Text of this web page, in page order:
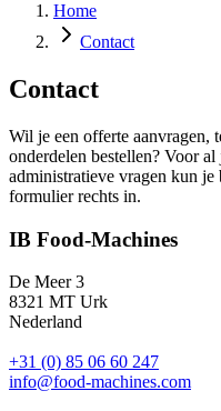
Home
Contact
Contact
Wil je een offerte aanvragen,
onderdelen bestellen? Voor
administratieve vragen kun
formulier rechts in.
IB Food-Machines
De Meer 3
8321 MT Urk
Nederland
+31 (0) 85 06 60 247
info@food-machines.com